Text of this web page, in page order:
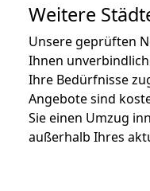
Weitere
Unsere geprüften
Ihnen
Ihre Bedürfnisse
Angebote sind
Sie einen Umzug
außerhalb Ihres